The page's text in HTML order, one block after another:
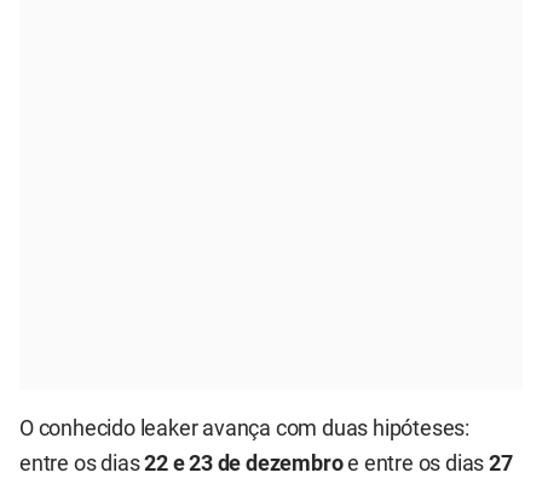
O conhecido leaker avança com duas hipóteses:
entre os dias22 e 23 de dezembroe entre os dias27